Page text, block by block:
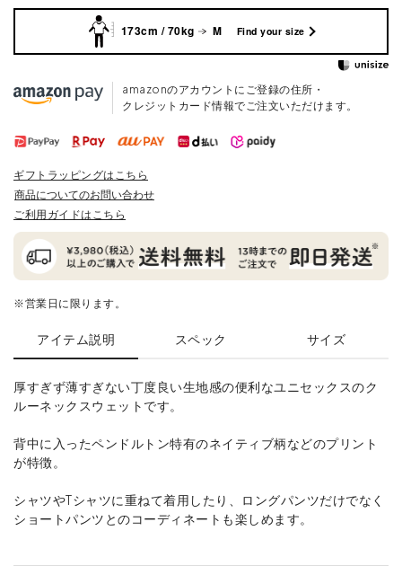
173cm / 70kg M Find your size
amazonのアカウントにご登録の住所・
クレジットカード情報でご注文いただけます。
ギフトラッピングはこちら
商品についてのお問い合わせ
ご利用ガイドはこちら
※営業日に限ります。
アイテム説明 スペック サイズ
厚すぎず薄すぎない丁度良い生地感の便利なユニセックスのク
ルーネックスウェットです。
背中に入ったペンドルトン特有のネイティブ柄などのプリント
が特徴。
シャツやTシャツに重ねて着用したり、ロングパンツだけでなく
ショートパンツとのコーディネートも楽しめます。